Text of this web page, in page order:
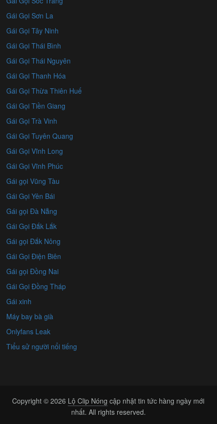
Gái Gọi Sơn La
Gái Gọi Tây Ninh
Gái Gọi Thái Bình
Gái Gọi Thái Nguyên
Gái Gọi Thanh Hóa
Gái Gọi Thừa Thiên Huế
Gái Gọi Tiền Giang
Gái Gọi Trà Vinh
Gái Gọi Tuyên Quang
Gái Gọi Vĩnh Long
Gái Gọi Vĩnh Phúc
Gái gọi Vũng Tàu
Gái Gọi Yên Bái
Gái gọi Đà Nẵng
Gái Gọi Đắk Lắk
Gái gọi Đắk Nông
Gái Gọi Điện Biên
Gái gọi Đồng Nai
Gái Gọi Đồng Tháp
Gái xinh
Máy bay bà già
Onlyfans Leak
Tiểu sử người nổi tiếng
Copyright © 2026 Lộ Clip Nóng cập nhật tin tức hàng ngày mới
nhất. All rights reserved.